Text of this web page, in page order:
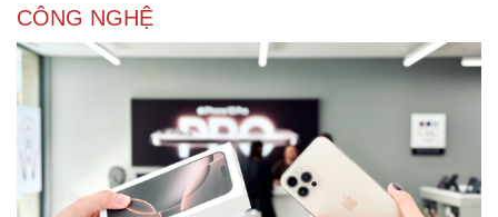
Văn hóa
Sân khấu - Điện ảnh
Giải trí
Nghệ sĩ
CÔNG NGHỆ